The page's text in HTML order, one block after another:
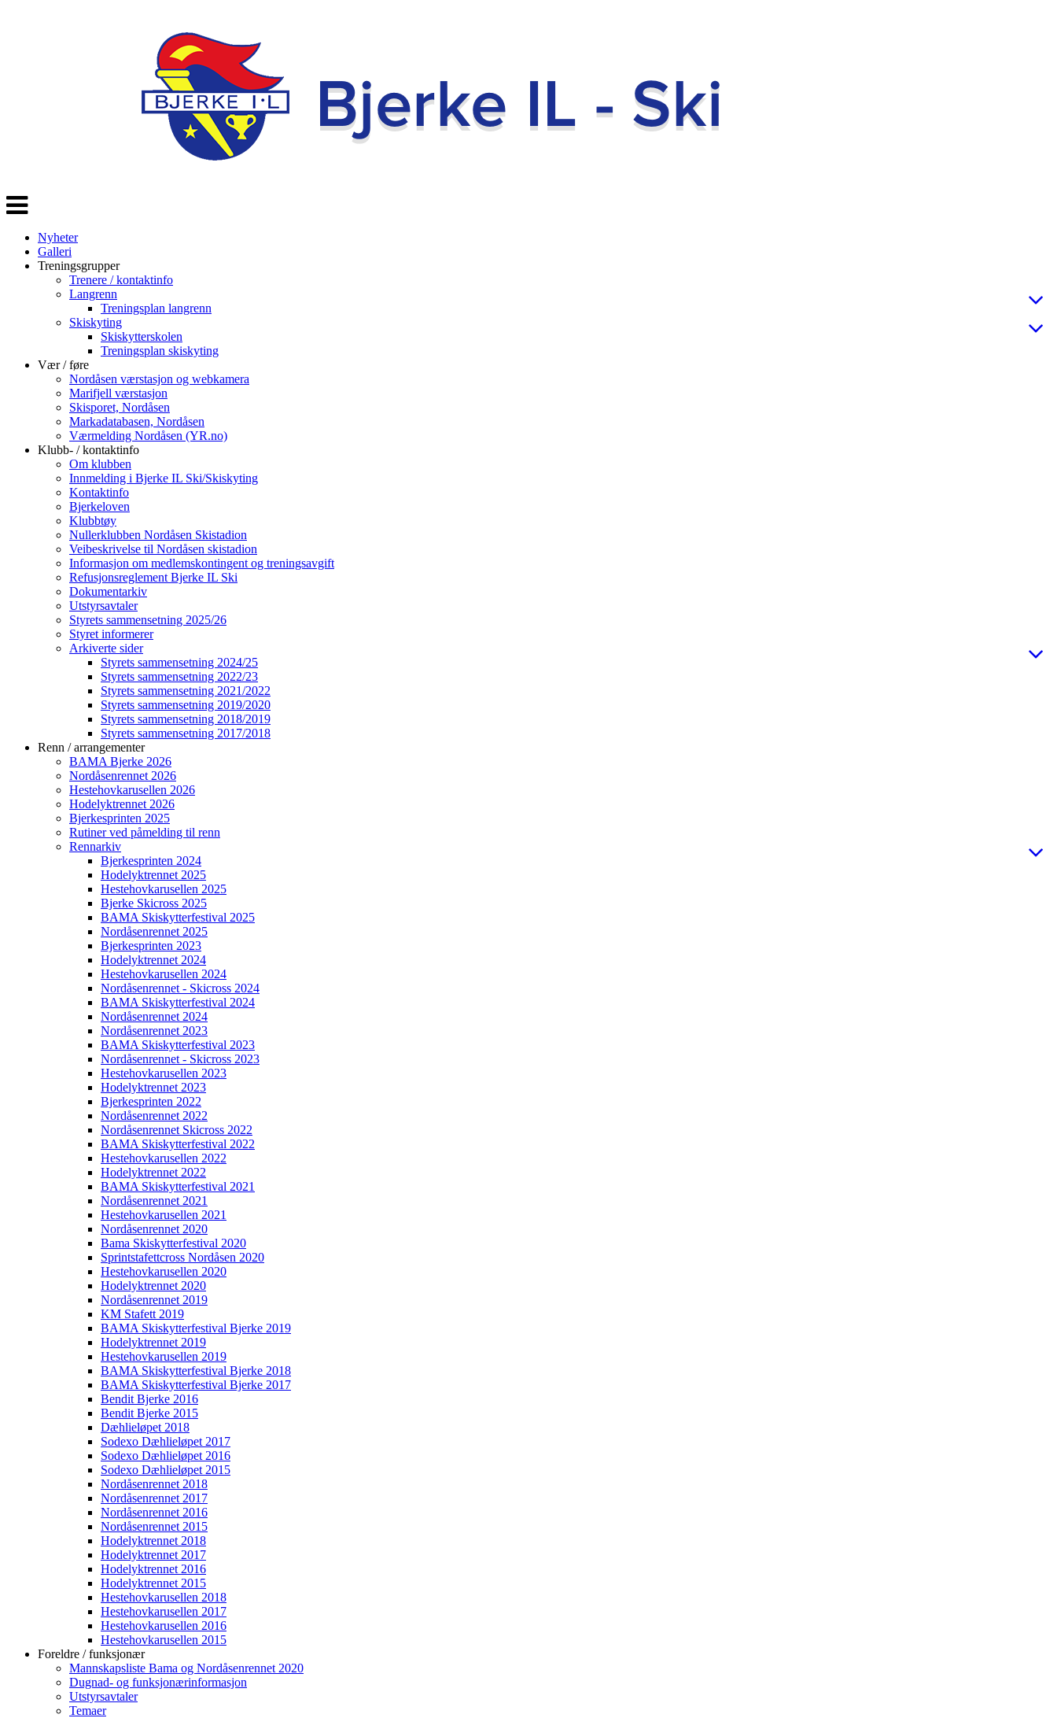
Veksle
navigasjon
Nyheter
Galleri
Treningsgrupper
Trenere / kontaktinfo
Langrenn
Treningsplan langrenn
Skiskyting
Skiskytterskolen
Treningsplan skiskyting
Vær / føre
Nordåsen værstasjon og webkamera
Marifjell værstasjon
Skisporet, Nordåsen
Markadatabasen, Nordåsen
Værmelding Nordåsen (YR.no)
Klubb- / kontaktinfo
Om klubben
Innmelding i Bjerke IL Ski/Skiskyting
Kontaktinfo
Bjerkeloven
Klubbtøy
Nullerklubben Nordåsen Skistadion
Veibeskrivelse til Nordåsen skistadion
Informasjon om medlemskontingent og treningsavgift
Refusjonsreglement Bjerke IL Ski
Dokumentarkiv
Utstyrsavtaler
Styrets sammensetning 2025/26
Styret informerer
Arkiverte sider
Styrets sammensetning 2024/25
Styrets sammensetning 2022/23
Styrets sammensetning 2021/2022
Styrets sammensetning 2019/2020
Styrets sammensetning 2018/2019
Styrets sammensetning 2017/2018
Renn / arrangementer
BAMA Bjerke 2026
Nordåsenrennet 2026
Hestehovkarusellen 2026
Hodelyktrennet 2026
Bjerkesprinten 2025
Rutiner ved påmelding til renn
Rennarkiv
Bjerkesprinten 2024
Hodelyktrennet 2025
Hestehovkarusellen 2025
Bjerke Skicross 2025
BAMA Skiskytterfestival 2025
Nordåsenrennet 2025
Bjerkesprinten 2023
Hodelyktrennet 2024
Hestehovkarusellen 2024
Nordåsenrennet - Skicross 2024
BAMA Skiskytterfestival 2024
Nordåsenrennet 2024
Nordåsenrennet 2023
BAMA Skiskytterfestival 2023
Nordåsenrennet - Skicross 2023
Hestehovkarusellen 2023
Hodelyktrennet 2023
Bjerkesprinten 2022
Nordåsenrennet 2022
Nordåsenrennet Skicross 2022
BAMA Skiskytterfestival 2022
Hestehovkarusellen 2022
Hodelyktrennet 2022
BAMA Skiskytterfestival 2021
Nordåsenrennet 2021
Hestehovkarusellen 2021
Nordåsenrennet 2020
Bama Skiskytterfestival 2020
Sprintstafettcross Nordåsen 2020
Hestehovkarusellen 2020
Hodelyktrennet 2020
Nordåsenrennet 2019
KM Stafett 2019
BAMA Skiskytterfestival Bjerke 2019
Hodelyktrennet 2019
Hestehovkarusellen 2019
BAMA Skiskytterfestival Bjerke 2018
BAMA Skiskytterfestival Bjerke 2017
Bendit Bjerke 2016
Bendit Bjerke 2015
Dæhlieløpet 2018
Sodexo Dæhlieløpet 2017
Sodexo Dæhlieløpet 2016
Sodexo Dæhlieløpet 2015
Nordåsenrennet 2018
Nordåsenrennet 2017
Nordåsenrennet 2016
Nordåsenrennet 2015
Hodelyktrennet 2018
Hodelyktrennet 2017
Hodelyktrennet 2016
Hodelyktrennet 2015
Hestehovkarusellen 2018
Hestehovkarusellen 2017
Hestehovkarusellen 2016
Hestehovkarusellen 2015
Foreldre / funksjonær
Mannskapsliste Bama og Nordåsenrennet 2020
Dugnad- og funksjonærinformasjon
Utstyrsavtaler
Temaer